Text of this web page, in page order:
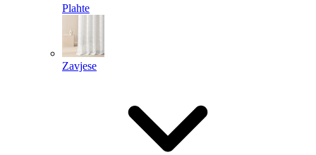
Plahte
Zavjese